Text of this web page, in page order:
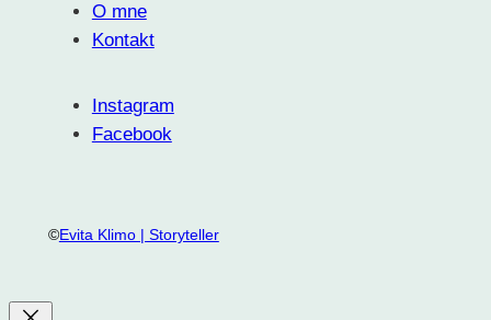
O mne
Kontakt
Instagram
Facebook
©Evita Klimo | Storyteller